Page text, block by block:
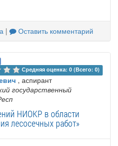
| Оставить комментарий
Средняя оценка: 0 (Всего: 0)
, аспирант
государственный
НИОКР в области
лесосечных работ»